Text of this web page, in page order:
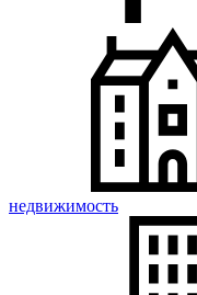
недвижимость